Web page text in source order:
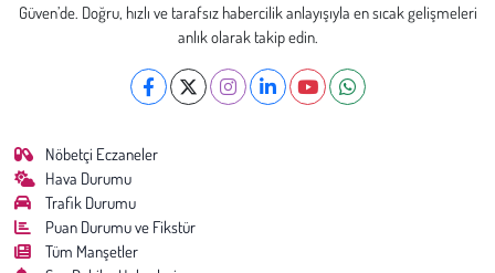
Güven’de. Doğru, hızlı ve tarafsız habercilik anlayışıyla en sıcak gelişmeleri
anlık olarak takip edin.
Nöbetçi Eczaneler
Hava Durumu
Trafik Durumu
Puan Durumu ve Fikstür
Tüm Manşetler